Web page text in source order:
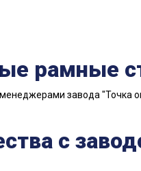
рамные
завода "Точка
с